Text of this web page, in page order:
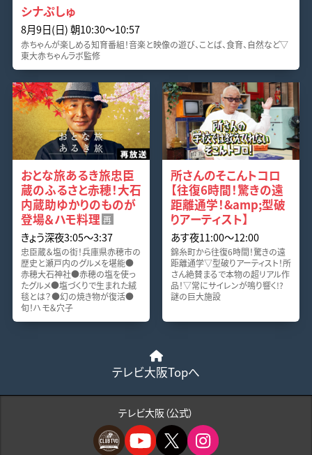
シナぷしゅ
8月9日(日) 朝10:30〜10:57
赤ちゃんが楽しめる知育番組！音楽と映像の遊び、ことば、食育、自然など▽
東大赤ちゃんラボ監修
おとな旅あるき旅忠臣
蔵のふるさと赤穂！大石
内蔵助ゆかりのものが
登場＆ハモ料理 再
きょう深夜3:05〜3:37
忠臣蔵＆塩の街！兵庫県赤穂市の
歴史と瀬戸内のグルメを堪能●
赤穂大石神社●赤穂の塩を使っ
たグルメ●塩づくりで生まれた絨
毯とは？●幻の焼き物が復活●
旬！ハモ＆穴子
所さんのそこんトコロ
【往復6時間！驚きの遠
距離通学！&amp;型破
りアーティスト】
あす夜11:00〜12:00
錦糸町から往復6時間！驚きの遠
距離通学▽型破りアーティスト！所
さん絶賛まるで本物の超リアル作
品！▽常にサイレンが鳴り響く!?
謎の巨大施設
テレビ大阪Topへ
テレビ大阪（公式）